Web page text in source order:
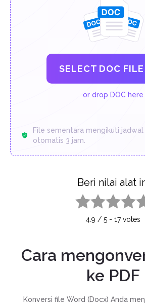
SELECT DOC FILE
or drop DOC here
File sementara mengikuti jadwal
otomatis 3 jam.
Beri nilai alat
4.9 / 5 - 17votes
Cara
ke PDF
Konversi file Word (Docx) Anda